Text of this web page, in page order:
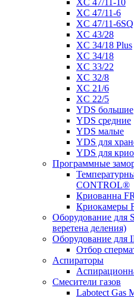
XC 47/11-6
XC 47/11-6SQ
XC 43/28
XC 34/18 Plus
XC 34/18
XC 33/22
XC 32/8
XC 21/6
XC 22/5
YDS большие
YDS средние
YDS малые
YDS для
YDS для
Программные
CONTROL®
Криованна
Криокамеры
Оборудование для
веретена деления)
Оборудование
Отбор
Аспираторы
Смесители газов
Labotect Gas